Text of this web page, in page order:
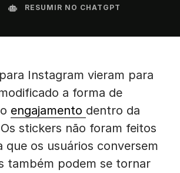
RESUMIR NO CHATGPT
Instagram vieram para
a forma de
engajamento dentro da
stickers não foram feitos
que os usuários conversem
também podem se tornar